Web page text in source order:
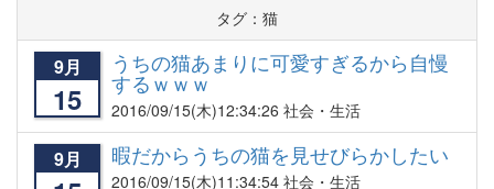
タグ：猫
9月
15
うちの猫あまりに可愛すぎるから自慢
するｗｗｗ
2016/09/15(木)12:34:26 社会・生活
9月 暇だからうちの猫を見せびらかしたい
2016/09/15(木)11:34:54 社会・生活